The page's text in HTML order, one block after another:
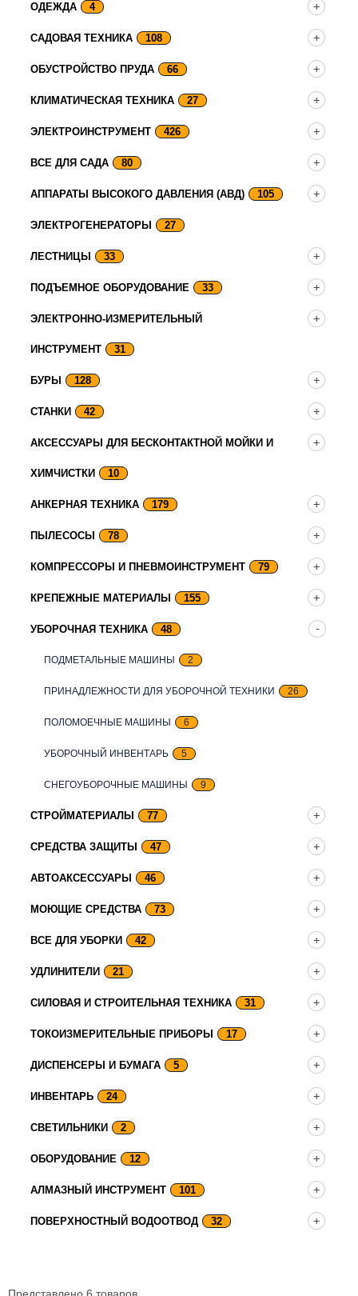
ОДЕЖДА 4
САДОВАЯ ТЕХНИКА 108
ОБУСТРОЙСТВО ПРУДА 66
КЛИМАТИЧЕСКАЯ ТЕХНИКА 27
ЭЛЕКТРОИНСТРУМЕНТ 426
ВСЕ ДЛЯ САДА 80
АППАРАТЫ ВЫСОКОГО ДАВЛЕНИЯ (АВД) 105
ЭЛЕКТРОГЕНЕРАТОРЫ 27
ЛЕСТНИЦЫ 33
ПОДЪЕМНОЕ ОБОРУДОВАНИЕ 33
ЭЛЕКТРОННО-ИЗМЕРИТЕЛЬНЫЙ
ИНСТРУМЕНТ 31
БУРЫ 128
СТАНКИ 42
АКСЕССУАРЫ ДЛЯ БЕСКОНТАКТНОЙ МОЙКИ И
ХИМЧИСТКИ 10
АНКЕРНАЯ ТЕХНИКА 179
ПЫЛЕСОСЫ 78
КОМПРЕССОРЫ И ПНЕВМОИНСТРУМЕНТ 79
КРЕПЕЖНЫЕ МАТЕРИАЛЫ 155
УБОРОЧНАЯ ТЕХНИКА 48
ПОДМЕТАЛЬНЫЕ МАШИНЫ 2
ПРИНАДЛЕЖНОСТИ ДЛЯ УБОРОЧНОЙ ТЕХНИКИ 26
ПОЛОМОЕЧНЫЕ МАШИНЫ 6
УБОРОЧНЫЙ ИНВЕНТАРЬ 5
СНЕГОУБОРОЧНЫЕ МАШИНЫ 9
СТРОЙМАТЕРИАЛЫ 77
СРЕДСТВА ЗАЩИТЫ 47
АВТОАКСЕССУАРЫ 46
МОЮЩИЕ СРЕДСТВА 73
ВСЕ ДЛЯ УБОРКИ 42
УДЛИНИТЕЛИ 21
СИЛОВАЯ И СТРОИТЕЛЬНАЯ ТЕХНИКА 31
ТОКОИЗМЕРИТЕЛЬНЫЕ ПРИБОРЫ 17
ДИСПЕНСЕРЫ И БУМАГА 5
ИНВЕНТАРЬ 24
СВЕТИЛЬНИКИ 2
ОБОРУДОВАНИЕ 12
АЛМАЗНЫЙ ИНСТРУМЕНТ 101
ПОВЕРХНОСТНЫЙ ВОДООТВОД 32